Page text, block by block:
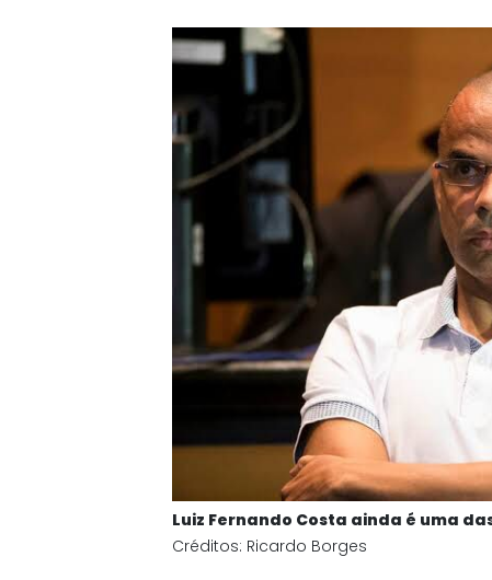
Luiz Fernando Costa ainda é uma
Créditos: Ricardo Borges